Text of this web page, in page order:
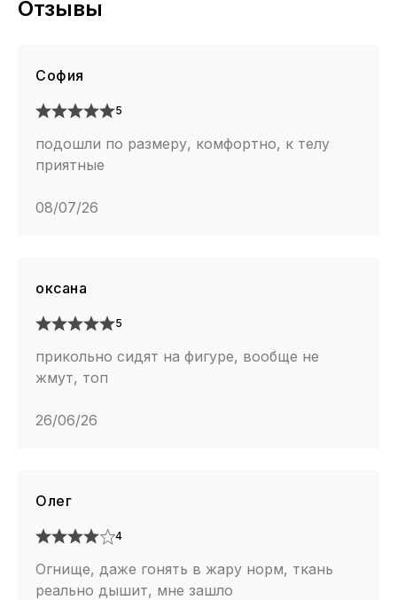
Отзывы
София
5
подошли по размеру, комфортно, к телу
приятные
08/07/26
оксана
5
прикольно сидят на фигуре, вообще не
жмут, топ
26/06/26
Олег
4
Огнище, даже гонять в жару норм, ткань
реально дышит, мне зашло